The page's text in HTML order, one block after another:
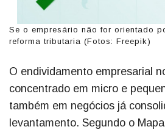
Se o empresário não for orientado
reforma tributaria (Fotos: Freepik)
O endividamento empresarial
concentrado em micro e
também em negócios já
levantamento. Segundo o